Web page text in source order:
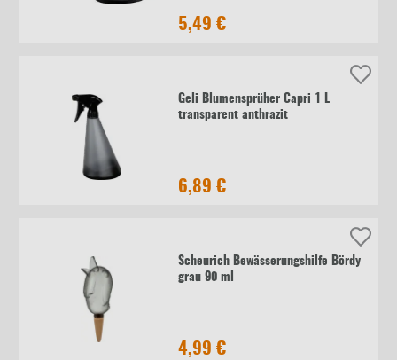
5,49 €
Geli Blumensprüher Capri 1 L
transparent anthrazit
6,89 €
Scheurich Bewässerungshilfe Bördy
grau 90 ml
4,99 €